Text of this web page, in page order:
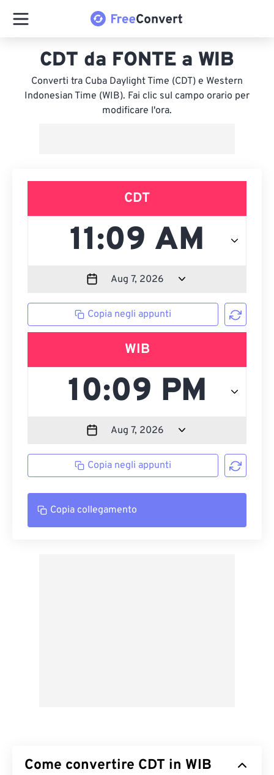
CDT da FONTE a WIB
Converti tra Cuba Daylight Time (CDT) e Western
Indonesian Time (WIB). Fai clic sul campo orario per
modificare l'ora.
CDT
Copia negli appunti
WIB
Copia negli appunti
Copia collegamento
Come convertire CDT in WIB